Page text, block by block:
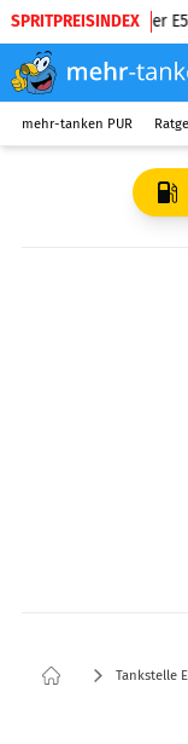
SPRITPREISINDEX
Diesel Super E5
mehr-tanken PUR
Tankstelle